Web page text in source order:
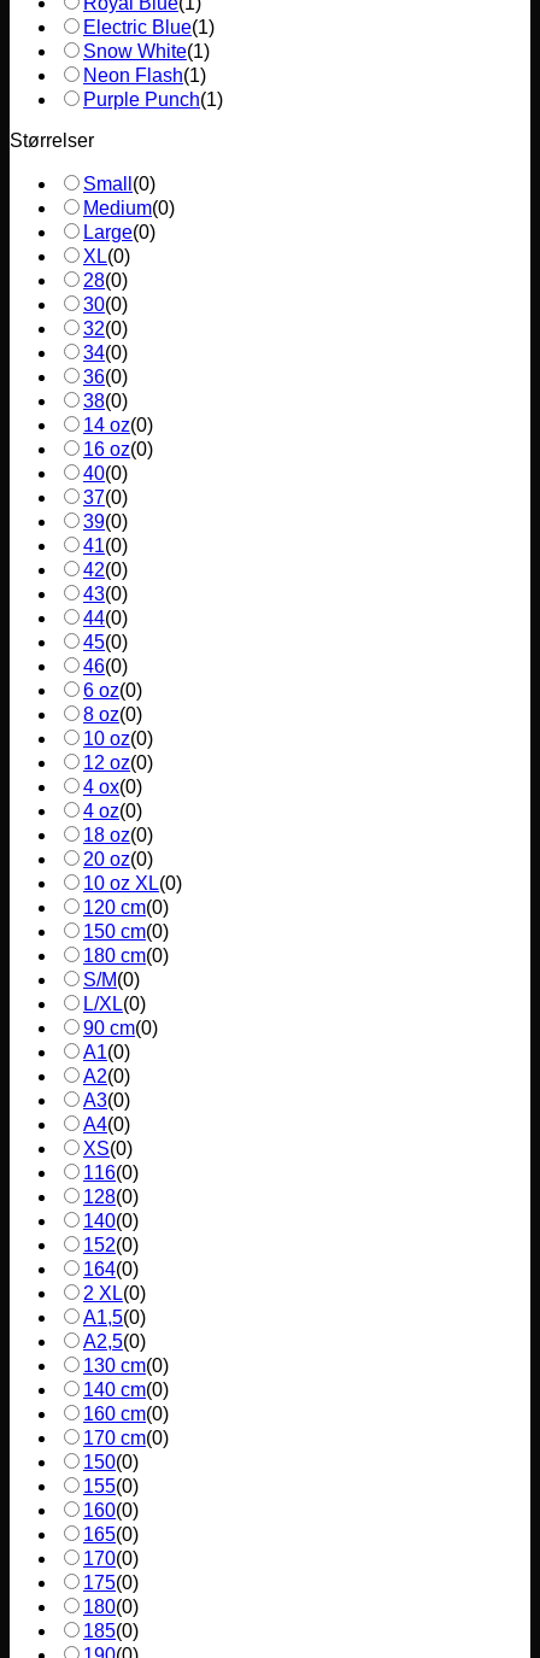
Electric Blue(1)
Snow White(1)
Neon Flash(1)
Purple Punch(1)
Størrelser
Small (0)
Medium(0)
Large(0)
XL(0)
28(0)
30(0)
32(0)
34(0)
36(0)
38(0)
14 oz(0)
16 oz(0)
40(0)
37(0)
39(0)
41(0)
42(0)
43(0)
44(0)
45(0)
46(0)
6 oz(0)
8 oz(0)
10 oz(0)
12 oz(0)
4 ox(0)
4 oz(0)
18 oz(0)
20 oz(0)
10 oz XL(0)
120 cm(0)
150 cm(0)
180 cm(0)
S/M(0)
L/XL(0)
90 cm(0)
A1(0)
A2(0)
A3(0)
A4(0)
XS(0)
116(0)
128(0)
140(0)
152(0)
164(0)
2 XL(0)
A1,5(0)
A2,5(0)
130 cm(0)
140 cm(0)
160 cm(0)
170 cm(0)
150(0)
155(0)
160(0)
165(0)
170(0)
175(0)
180(0)
185(0)